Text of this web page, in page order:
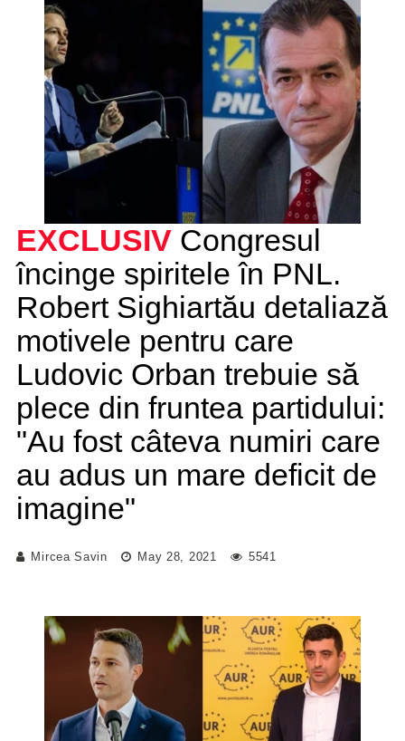
EXCLUSIV Congresul
încinge spiritele în PNL.
Robert Sighiartău detaliază
motivele pentru care
Ludovic Orban trebuie să
plece din fruntea partidului:
"Au fost câteva numiri care
au adus un mare deficit de
imagine"
Mircea Savin May 28, 2021 5541